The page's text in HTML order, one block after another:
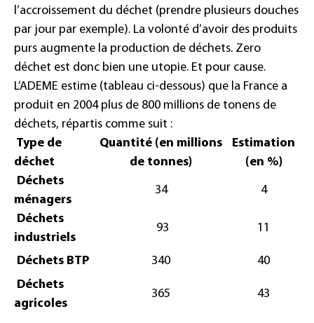
l’accroissement du déchet (prendre plusieurs douches
par jour par exemple). La volonté d’avoir des produits
purs augmente la production de déchets. Zero
déchet est donc bien une utopie. Et pour cause.
L’ADEME estime (tableau ci-dessous) que la France a
produit en 2004 plus de 800 millions de tonens de
déchets, répartis comme suit :
Type de
déchet
Quantité (en millions
de tonnes)
Estimation
(en %)
Déchets
ménagers
34 4
Déchets
industriels
93 11
Déchets BTP 340
40
Déchets
agricoles
365 43